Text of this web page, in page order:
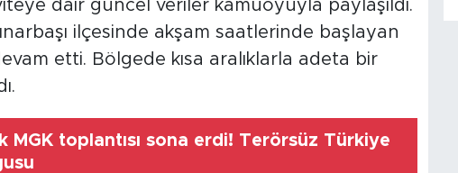
dair güncel veriler kamuoyuyla paylaşıldı.
ilçesinde akşam saatlerinde başlayan
etti. Bölgede kısa aralıklarla adeta bir
MGK toplantısı sona erdi! Terörsüz Türkiye